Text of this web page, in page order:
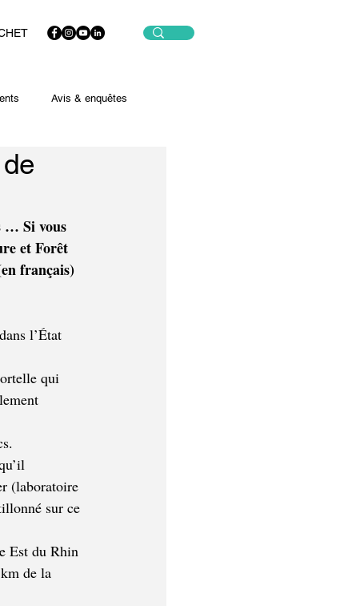
Avis & enquêtes
… Si vous
et Forêt
français)
l’État
qui
(laboratoire
sur ce
Est du Rhin
de la